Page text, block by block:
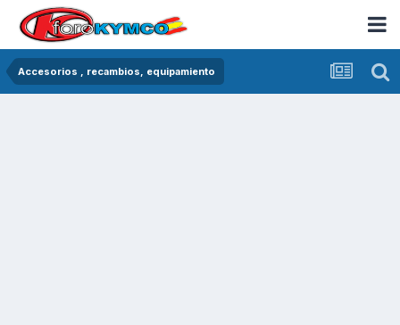
Accesorios , recambios, equipamiento